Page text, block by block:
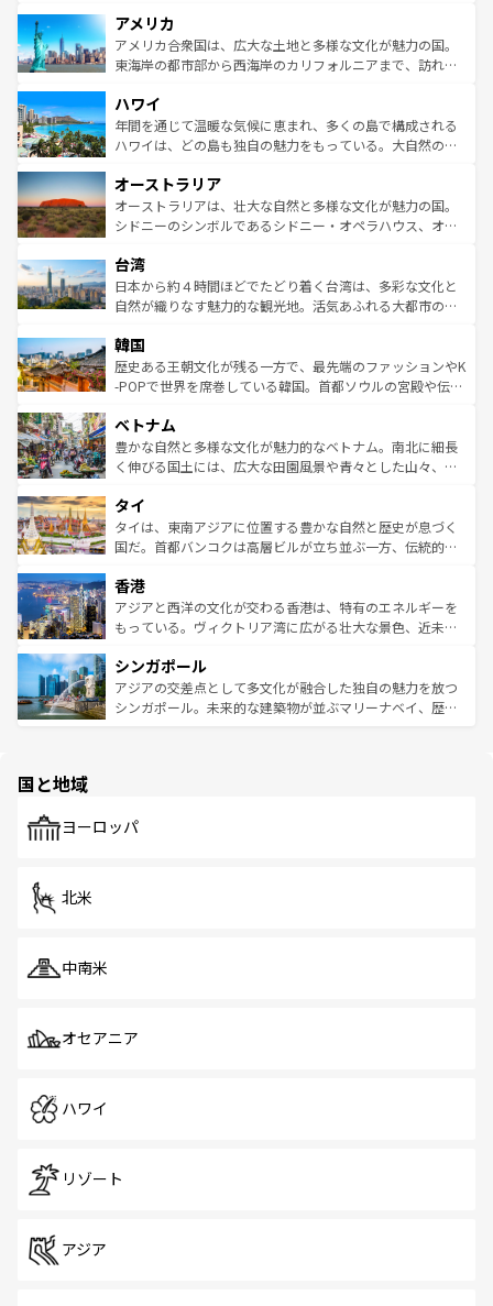
ンツ一覧を参照してほしい。
の建物がそのまま残る町や、スイスならではのユニークな
博物館もあり、アルプス観光だけでなく町歩きも満喫する
ことができる。国民の所得が高いため物価も高いが、旅行
ば市内交通費無料で観光を楽しむこともできる。 なお、新
着のスイス情報はコンテンツ一覧 を参照してほしい。
アメリカ
アメリカ合衆国は、広大な土地と多様な文化が魅力の国。
東海岸の都市部から西海岸のカリフォルニアまで、訪れる
のような巨大都市は、観光、ショッピング、エンターテイ
ンメントが詰まった刺激的なスポットだ。一方、アメリカ
西部には大自然が広がり、グランドキャニオンやイエロー
部のニューオーリンズでは、音楽と美食が融合した独特の
文化が魅力。旅行者はアメリカの各地域で異なる魅力を楽
しみながら、その多様性と豊かな歴史を感じることができ
ならではの贅沢な旅のスタイルだ。 なお、新着のアメリカ
情報はコンテンツ一覧を参照してほしい。
ハワイ
年間を通じて温暖な気候に恵まれ、多くの島で構成される
ハワイは、どの島も独自の魅力をもっている。大自然の神
ワイ島は見逃せない。また、定番の観光地といえばオアフ
島だが、静かな自然を求めるならマウイ島やカウアイ島が
おすすめ。エメラルドグリーンに輝く海をはじめ、豊かな
れるおもてなしの心で訪れる人々を迎えてくれるハワイの
人々、おいしいローカルフードやハワイアンミュージッ
ク、伝統的なフラダンスなど、すべてがハワイの魅力を彩
ワイを、存分に味わってほしい。 なお、新着のハワイ情報
はコンテンツ一覧を参照してほしい。
オーストラリア
オーストラリアは、壮大な自然と多様な文化が魅力の国。
シドニーのシンボルであるシドニー・オペラハウス、オー
リアリーフや大陸中央部にそびえるウルル（エアーズロッ
ク）、タスマニアの美しい原生林やケアンズの熱帯雨林な
ど、見どころがたくさん。また、カフェやワイン、オージ
いる。アクティビティも充実しており、サーフィンやダイ
ビング、ハイキングなど、アウトドア好きにはたまらな
い。オーストラリアの多彩な魅力を存分に味わいつくそ
参照してほしい。
台湾
日本から約４時間ほどでたどり着く台湾は、多彩な文化と
自然が織りなす魅力的な観光地。活気あふれる大都市の台
ン）、静ひつな山岳地帯である台湾東部など、都市の喧騒
と山間の静けさが共存しており、訪れる人に新しい発見と
驚きをもたらしてくれる。また、奥深い台湾の食文化も魅
容にもいいと評判のスイーツなど、バラエティ豊かな料理
が味わえる。 なお、新着の台湾情報は コンテンツ一覧を参
照してほしい。
韓国
歴史ある王朝文化が残る一方で、最先端のファッションやK
-POPで世界を席巻している韓国。首都ソウルの宮殿や伝統
き、地方に足を延ばせば四季折々の自然美を楽しむことが
できる。そして、キムチや焼肉、絶品のストリートフード
まで、さまざまな韓国料理が待っている。夜には、韓国な
リティに包まれながら、韓国の多彩な魅力を心ゆくまで味
わってみてほしい。 なお、新着の韓国情報はコンテンツ一
覧を参照してほしい。
ベトナム
豊かな自然と多様な文化が魅力的なベトナム。南北に細長
く伸びる国土には、広大な田園風景や青々とした山々、世
急速な発展と共に伝統が息づく。ハノイの古い町並みやホ
ーチミン市のフランス統治時代の建物も、独特の雰囲気を
醸し出している。また、バラエティの豊かさとおいしさで
とつ。フォーやバインミー、ベトナムコーヒーなどは、ぜ
ひ現地で味わいたい。どの地域を訪れてもあたたかい人々
が旅行者を迎えてくれるので、きっと忘れられない旅にな
参照してほしい。
タイ
タイは、東南アジアに位置する豊かな自然と歴史が息づく
国だ。首都バンコクは高層ビルが立ち並ぶ一方、伝統的な
の活気が交差している。北部ではチェンマイなどの山岳地
帯で自然と触れ合い、南部ではプーケットやクラビの美し
いビーチでリゾート気分を楽しむことができる。タイ料理
激する。気候は一年中温暖で、どの季節にも異なる楽しみ
が待っている。親しみやすいタイの人々、仏教を中心とし
た文化、そして多様な観光資源が、訪れる旅人を魅了し続
香港
アジアと西洋の文化が交わる香港は、特有のエネルギーを
もっている。ヴィクトリア湾に広がる壮大な景色、近未来
み、どこを訪れても感動するはず。観光スポットが密集し
ており、効率よく見どころを回れるのも魅力。息をのむよ
うな絶景から文化的な体験まで、香港を存分に楽しみ尽く
シンガポール
アジアの交差点として多文化が融合した独自の魅力を放つ
シンガポール。未来的な建築物が並ぶマリーナベイ、歴史
で、ホーカーズは地元の風情を楽しめる外せないスポット
国と地域
ヨーロッパ
北米
中南米
オセアニア
ハワイ
リゾート
アジア